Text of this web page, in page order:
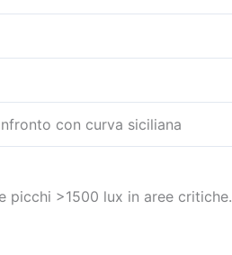
con curva siciliana
picchi >1500 lux in aree critiche.